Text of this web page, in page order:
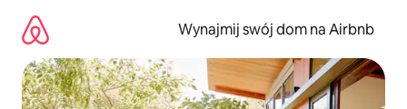
treści
Wynajmij swój dom na Airbnb